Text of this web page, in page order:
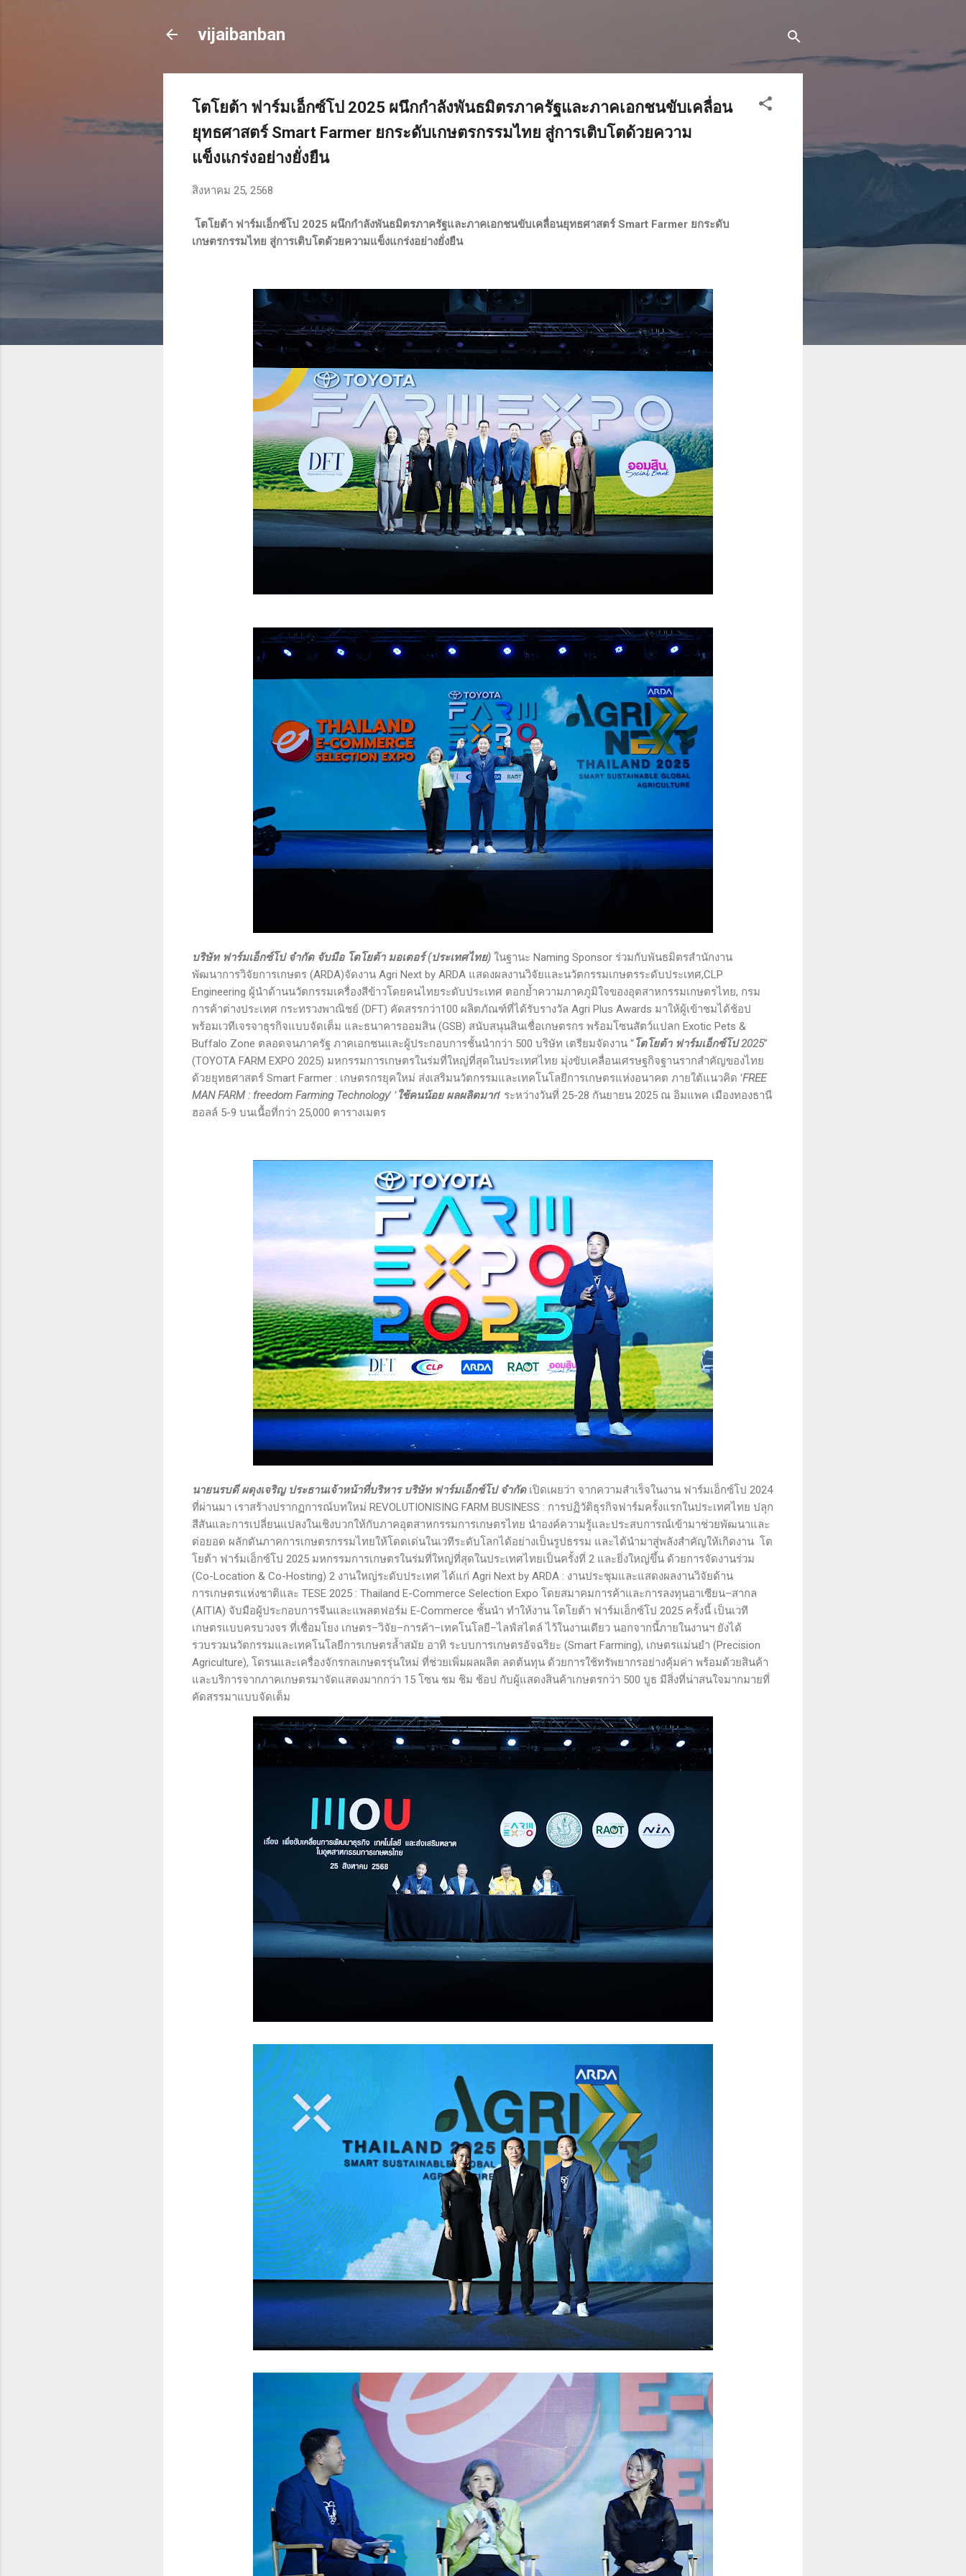
vijaibanban
โตโยต้า ฟาร์มเอ็กซ์โป 2025 ผนึกกำลังพันธมิตรภาครัฐและภาคเอกชนขับเคลื่อน
ยุทธศาสตร์ Smart Farmer ยกระดับเกษตรกรรมไทย สู่การเติบโตด้วยความ
แข็งแกร่งอย่างยั่งยืน
สิงหาคม 25, 2568
โตโยต้า ฟาร์มเอ็กซ์โป 2025 ผนึกกำลังพันธมิตรภาครัฐและภาคเอกชนขับเคลื่อนยุทธศาสตร์ Smart Farmer ยกระดับ
เกษตรกรรมไทย สู่การเติบโตด้วยความแข็งแกร่งอย่างยั่งยืน
บริษัท ฟาร์มเอ็กซ์โป จำกัด จับมือ โตโยต้า มอเตอร์ (ประเทศไทย) ในฐานะ Naming Sponsor ร่วมกับพันธมิตรสำนักงาน
พัฒนาการวิจัยการเกษตร (ARDA)จัดงาน Agri Next by ARDA แสดงผลงานวิจัยและนวัตกรรมเกษตรระดับประเทศ,CLP
Engineering ผู้นำด้านนวัตกรรมเครื่องสีข้าวโดยคนไทยระดับประเทศ ตอกย้ำความภาคภูมิใจของอุตสาหกรรมเกษตรไทย, กรม
การค้าต่างประเทศ กระทรวงพาณิชย์ (DFT) คัดสรรกว่า100 ผลิตภัณฑ์ที่ได้รับรางวัล Agri Plus Awards มาให้ผู้เข้าชมได้ช้อป
พร้อมเวทีเจรจาธุรกิจแบบจัดเต็ม และธนาคารออมสิน (GSB) สนับสนุนสินเชื่อเกษตรกร พร้อมโซนสัตว์แปลก Exotic Pets &
Buffalo Zone ตลอดจนภาครัฐ ภาคเอกชนและผู้ประกอบการชั้นนำกว่า 500 บริษัท เตรียมจัดงาน “โตโยต้า ฟาร์มเอ็กซ์โป 2025”
(TOYOTA FARM EXPO 2025) มหกรรมการเกษตรในร่มที่ใหญ่ที่สุดในประเทศไทย มุ่งขับเคลื่อนเศรษฐกิจฐานรากสำคัญของไทย
ด้วยยุทธศาสตร์ Smart Farmer : เกษตรกรยุคใหม่ ส่งเสริมนวัตกรรมและเทคโนโลยีการเกษตรแห่งอนาคต ภายใต้แนวคิด ‘FREE
MAN FARM : freedom Farming Technology’ ‘ใช้คนน้อย ผลผลิตมาก’ ระหว่างวันที่ 25-28 กันยายน 2025 ณ อิมแพค เมืองทองธานี
ฮอลล์ 5-9 บนเนื้อที่กว่า 25,000 ตารางเมตร
นายนรบดี ผดุงเจริญ ประธานเจ้าหน้าที่บริหาร บริษัท ฟาร์มเอ็กซ์โป จำกัดเปิดเผยว่า จากความสำเร็จในงาน ฟาร์มเอ็กซ์โป 2024
ที่ผ่านมา เราสร้างปรากฏการณ์บทใหม่ REVOLUTIONISING FARM BUSINESS : การปฏิวัติธุรกิจฟาร์มครั้งแรกในประเทศไทย ปลุก
สีสันและการเปลี่ยนแปลงในเชิงบวกให้กับภาคอุตสาหกรรมการเกษตรไทย นำองค์ความรู้และประสบการณ์เข้ามาช่วยพัฒนาและ
ต่อยอด ผลักดันภาคการเกษตรกรรมไทยให้โดดเด่นในเวทีระดับโลกได้อย่างเป็นรูปธรรม และได้นำมาสู่พลังสำคัญให้เกิดงาน โต
โยต้า ฟาร์มเอ็กซ์โป 2025 มหกรรมการเกษตรในร่มที่ใหญ่ที่สุดในประเทศไทยเป็นครั้งที่ 2 และยิ่งใหญ่ขึ้น ด้วยการจัดงานร่วม
(Co-Location & Co-Hosting) 2 งานใหญ่ระดับประเทศ ได้แก่ Agri Next by ARDA : งานประชุมและแสดงผลงานวิจัยด้าน
การเกษตรแห่งชาติและ TESE 2025 : Thailand E-Commerce Selection Expo โดยสมาคมการค้าและการลงทุนอาเซียน–สากล
(AITIA) จับมือผู้ประกอบการจีนและแพลตฟอร์ม E-Commerce ชั้นนำ ทำให้งาน โตโยต้า ฟาร์มเอ็กซ์โป 2025 ครั้งนี้ เป็นเวที
เกษตรแบบครบวงจร ที่เชื่อมโยง เกษตร–วิจัย–การค้า–เทคโนโลยี–ไลฟ์สไตล์ ไว้ในงานเดียว นอกจากนี้ภายในงานฯ ยังได้
รวบรวมนวัตกรรมและเทคโนโลยีการเกษตรล้ำสมัย อาทิ ระบบการเกษตรอัจฉริยะ (Smart Farming), เกษตรแม่นยำ (Precision
Agriculture), โดรนและเครื่องจักรกลเกษตรรุ่นใหม่ ที่ช่วยเพิ่มผลผลิต ลดต้นทุน ด้วยการใช้ทรัพยากรอย่างคุ้มค่า พร้อมด้วยสินค้า
และบริการจากภาคเกษตรมาจัดแสดงมากกว่า 15 โซน ชม ชิม ช้อป กับผู้แสดงสินค้าเกษตรกว่า 500 บูธ มีสิ่งที่น่าสนใจมากมายที่
คัดสรรมาแบบจัดเต็ม